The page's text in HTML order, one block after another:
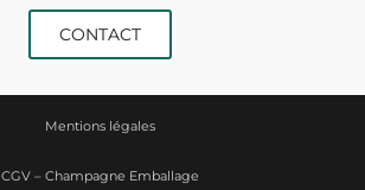
CONTACT
Mentions légales
CGV – Champagne Emballage